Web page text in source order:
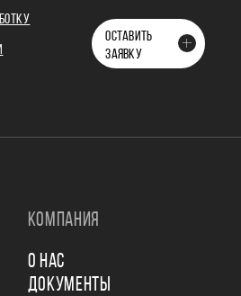
ОСТАВИТЬ
ЗАЯВКУ
КОМПАНИЯ
О НАС
ДОКУМЕНТЫ